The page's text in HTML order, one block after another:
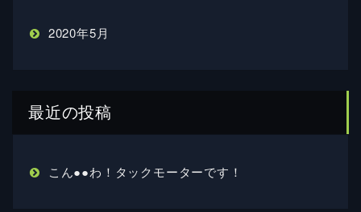
2020年5月
最近の投稿
こん●●わ！タックモーターです！